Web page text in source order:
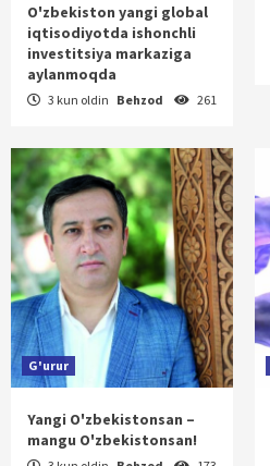
O'zbekiston yangi global
iqtisodiyotda ishonchli
investitsiya markaziga
aylanmoqda
3 kun oldin Behzod 261
G'urur
Yangi O'zbekistonsan –
mangu O'zbekistonsan!